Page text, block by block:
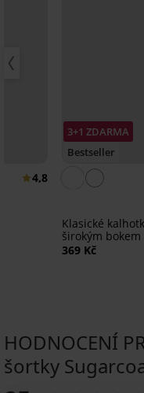
4,8
3+1 ZDARMA
Bestseller
Klasické
širokým bokem
369 Kč
HODNOCENÍ
šortky